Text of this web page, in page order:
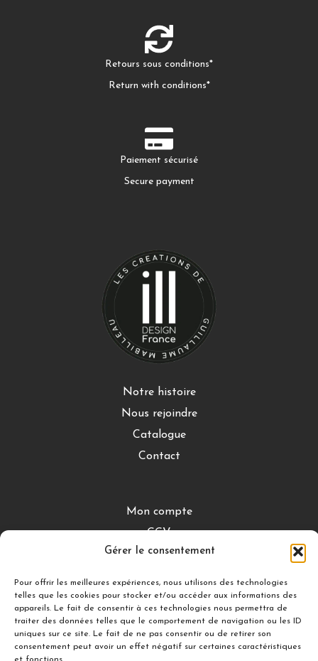
Gérer le consentement
Pour offrir les meilleures expériences, nous utilisons des technologies
telles que les cookies pour stocker et/ou accéder aux informations des
appareils. Le fait de consentir à ces technologies nous permettra de
traiter des données telles que le comportement de navigation ou les ID
uniques sur ce site. Le fait de ne pas consentir ou de retirer son
consentement peut avoir un effet négatif sur certaines caractéristiques
Retours sous conditions*
Return with conditions*
Paiement sécurisé
Secure payment
Notre histoire
Nous rejoindre
Catalogue
Contact
Mon compte
CGV
Mentions légales
DÉCOUVRIR
Nuances Gourmandes